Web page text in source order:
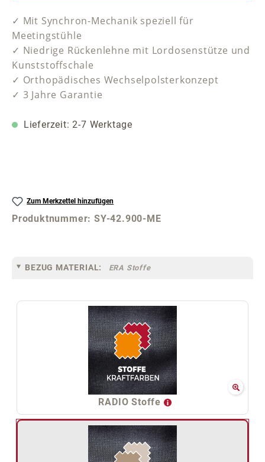
✓ Mit Synchron-Mechanik speziell für
Meetingstühle
✓ Niedrige Rückenlehne mit Lordosenstütze und
Kunststoffschale
✓ Orthopädisches Wechselpolsterkonzept
✓ 3 Jahre Garantie
Lieferzeit: 2-7 Werktage
Zum Merkzettel hinzufügen
Produktnummer:SY-42.900-ME
BEZUG MATERIAL: ERA Stoffe
RADIO Stoffe